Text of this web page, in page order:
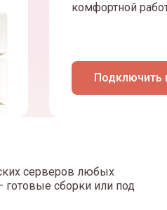
комфортной
Подключить
серверов любых
готовые сборки или под